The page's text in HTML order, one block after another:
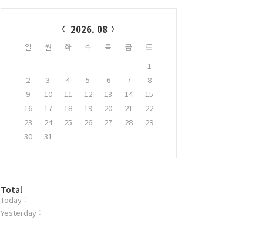
2026. 08
일 월 화 수 목 금
토
1
2
3 4 5 6 7
8
9
10 11 12 13 14
15
16
17 18 19 20 21
22
23
24 25 26 27 28
29
30
31
방
문
자
Total
Today :
Yesterday :